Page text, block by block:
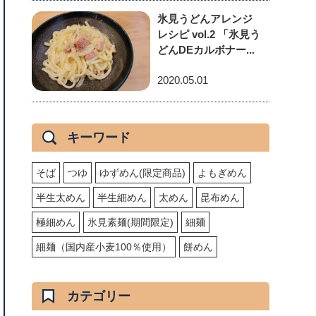
氷見うどんアレンジ
レシピ vol.2 「氷見う
どんDEカルボナー...
2020.05.01
キーワード
そば つゆ ゆずめん(限定商品) よもぎめん
半生太めん 半生細めん 太めん 昆布めん
極細めん 氷見素麺(期間限定) 細麺
細麺（国内産小麦100％使用） 餅めん
カテゴリー